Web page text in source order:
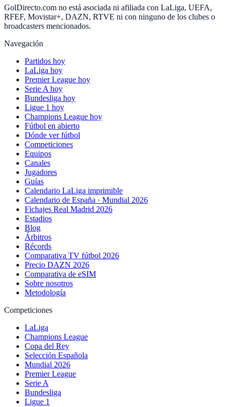
GolDirecto.com no está asociada ni afiliada con LaLiga, UEFA,
RFEF, Movistar+, DAZN, RTVE ni con ninguno de los clubes o
broadcasters mencionados.
Navegación
Partidos hoy
LaLiga hoy
Premier League hoy
Serie A hoy
Bundesliga hoy
Ligue 1 hoy
Champions League hoy
Fútbol en abierto
Dónde ver fútbol
Competiciones
Equipos
Canales
Jugadores
Guías
Calendario LaLiga imprimible
Calendario de España · Mundial 2026
Fichajes Real Madrid 2026
Estadios
Blog
Árbitros
Récords
Comparativa TV fútbol 2026
Precio DAZN 2026
Comparativa de eSIM
Sobre nosotros
Metodología
Competiciones
LaLiga
Champions League
Copa del Rey
Selección Española
Mundial 2026
Premier League
Serie A
Bundesliga
Ligue 1